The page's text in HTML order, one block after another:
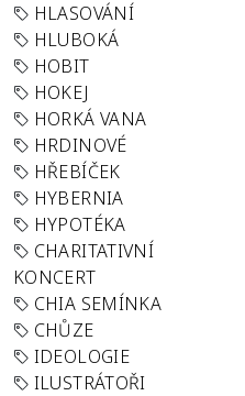
HLASOVÁNÍ
HLUBOKÁ
HOBIT
HOKEJ
HORKÁ VANA
HRDINOVÉ
HŘEBÍČEK
HYBERNIA
HYPOTÉKA
CHARITATIVNÍ
KONCERT
CHIA SEMÍNKA
CHŮZE
IDEOLOGIE
ILUSTRÁTOŘI